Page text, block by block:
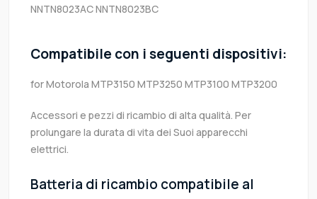
NNTN8023ACNNTN8023BC
Compatibile con i seguenti dispositivi:
for Motorola MTP3150 MTP3250 MTP3100 MTP3200
Accessori e pezzi di ricambio di alta qualità. Per
prolungare la durata di vita dei Suoi apparecchi
elettrici.
Batteria di ricambio compatibile al